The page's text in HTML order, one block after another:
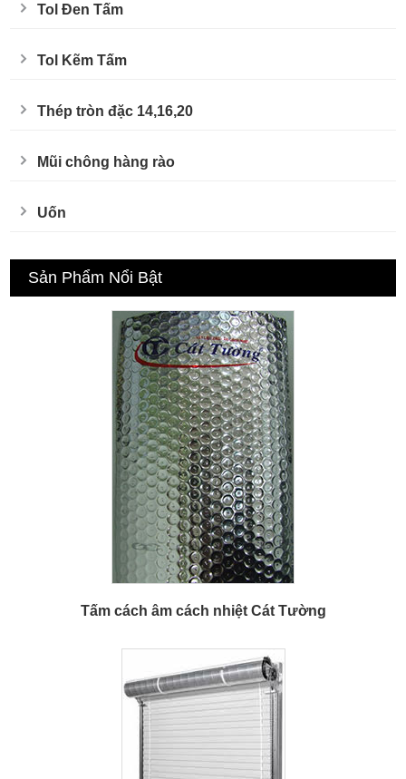
Tol Đen Tấm
Tol Kẽm Tấm
Thép tròn đặc 14,16,20
Mũi chông hàng rào
Uốn
Sản Phẩm Nổi Bật
Tấm cách âm cách nhiệt Cát Tường